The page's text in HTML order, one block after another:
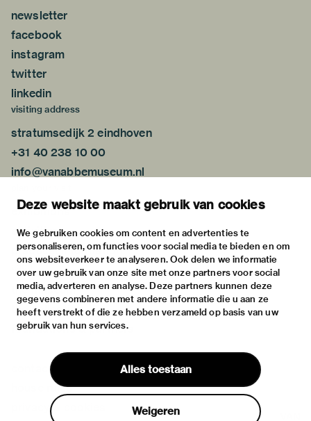
Deze website maakt gebruik van cookies
We gebruiken cookies om content en advertenties te
personaliseren, om functies voor social media te bieden en om
ons websiteverkeer te analyseren. Ook delen we informatie
over uw gebruik van onze site met onze partners voor social
media, adverteren en analyse. Deze partners kunnen deze
gegevens combineren met andere informatie die u aan ze
heeft verstrekt of die ze hebben verzameld op basis van uw
gebruik van hun services.
Alles toestaan
Weigeren
newsletter
facebook
instagram
twitter
linkedin
visiting address
stratumsedijk 2 eindhoven
+31 40 238 10 00
info@vanabbemuseum.nl
exhibitions
activities
practical information
about
the museum
the collection
foundations & partners
contact
house rules
privacy & cookies